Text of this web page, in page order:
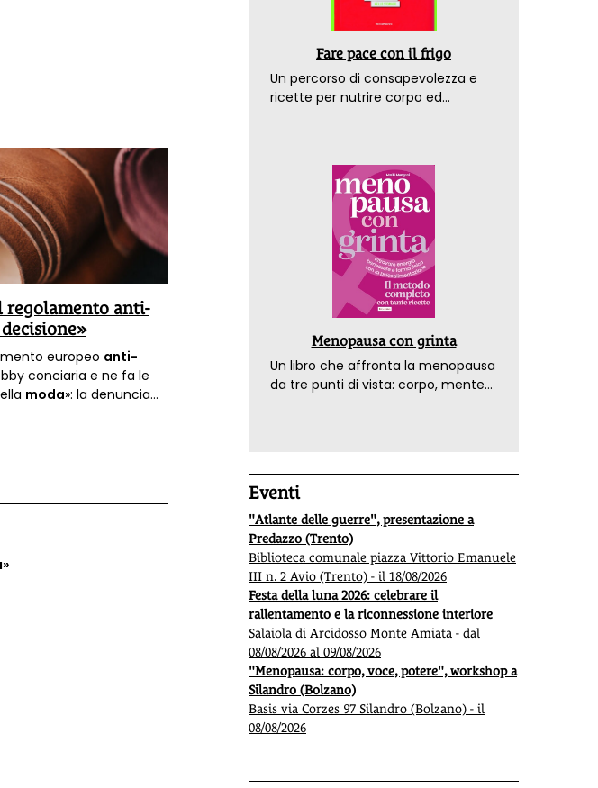
regolamento anti-
europeo anti-
conciaria e ne fa le
moda»: la denuncia
Economia sociale, in 19 Stati Ue fatturato
Nei 19 Stati membri per cui il dato è disponibile, il
fatturato della economia sociale supera i 912 miliardi
di euro, non lontano per esempio dall’intero
agli anziani e alle persone non autosufficienti, dalla
protezione dell’ambiente,
Fare pace con il frigo
Un percorso di consapevolezza e
ricette per nutrire corpo ed
Menopausa con grinta
Un libro che affronta la menopausa
da tre punti di vista: corpo, mente
Eventi
"Atlante delle guerre", presentazione a
Predazzo (Trento)
Biblioteca comunale piazza Vittorio Emanuele
III n. 2 Avio (Trento) - il 18/08/2026
Festa della luna 2026: celebrare il
rallentamento e la riconnessione interiore
Salaiola di Arcidosso Monte Amiata - dal
08/08/2026 al 09/08/2026
"Menopausa: corpo, voce, potere", workshop a
Silandro (Bolzano)
Basis via Corzes 97 Silandro (Bolzano) - il
08/08/2026